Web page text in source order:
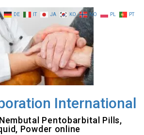
International
Pentobarbital Pills,
Powder online
DE IT JA KO NO PL PT